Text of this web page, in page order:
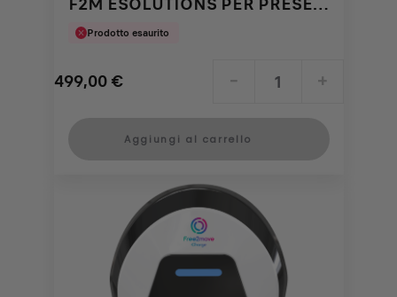
EFProdotto esaurito
499,00 € - +
Aggiungi al carrello